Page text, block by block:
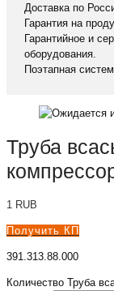
Доставка по
Гарантия на
Гарантийное и
оборудования.
Поэтапная
Труба
1 RUB
Получить КП
391.313.88.000
Количество Труба